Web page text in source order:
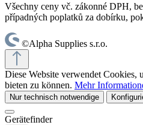
Všechny ceny vč. zákonné DPH,
případných poplatků za dobírku,
©Alpha Supplies s.r.o.
Diese Website verwendet Cookies,
bieten zu können. Mehr
Nur technisch notwendige
Gerätefinder